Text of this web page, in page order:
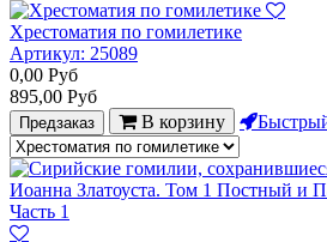
Хрестоматия по гомилетике
Артикул: 25089
0,00 Руб
895,00 Руб
Предзаказ В корзину